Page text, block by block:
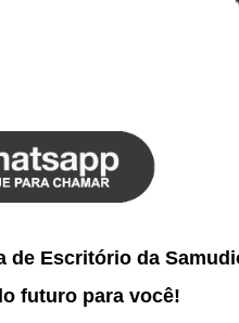
de Escritório da
futuro para você!